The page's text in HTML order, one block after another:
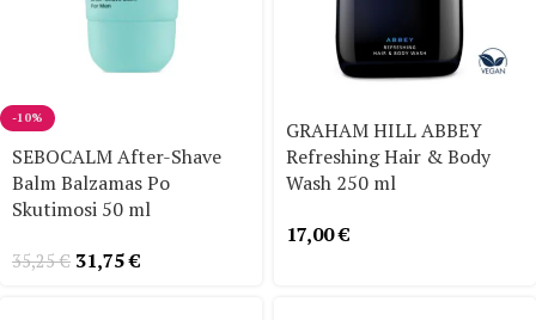
-10%
SEBOCALM After-Shave
Balm Balzamas Po
Skutimosi 50 ml
35,25€ 31,75€
GRAHAM HILL ABBEY
Refreshing Hair & Body
Wash 250 ml
17,00€